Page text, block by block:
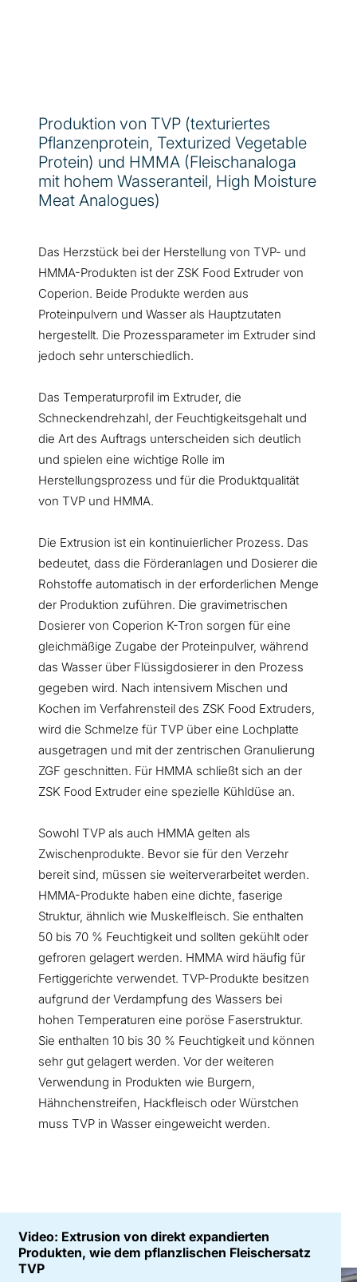
Produktion von TVP (texturiertes
Pflanzenprotein, Texturized Vegetable
Protein) und HMMA (Fleischanaloga
mit hohem Wasseranteil, High Moisture
Meat Analogues)
Das Herzstück bei der Herstellung von TVP- und
HMMA-Produkten ist der ZSK Food Extruder von
Coperion. Beide Produkte werden aus
Proteinpulvern und Wasser als Hauptzutaten
hergestellt. Die Prozessparameter im Extruder sind
jedoch sehr unterschiedlich.
Das Temperaturprofil im Extruder, die
Schneckendrehzahl, der Feuchtigkeitsgehalt und
die Art des Auftrags unterscheiden sich deutlich
und spielen eine wichtige Rolle im
Herstellungsprozess und für die Produktqualität
von TVP und HMMA.
Die Extrusion ist ein kontinuierlicher Prozess. Das
bedeutet, dass die Förderanlagen und Dosierer die
Rohstoffe automatisch in der erforderlichen Menge
der Produktion zuführen. Die gravimetrischen
Dosierer von Coperion K-Tron sorgen für eine
gleichmäßige Zugabe der Proteinpulver, während
das Wasser über Flüssigdosierer in den Prozess
gegeben wird. Nach intensivem Mischen und
Kochen im Verfahrensteil des ZSK Food Extruders,
wird die Schmelze für TVP über eine Lochplatte
ausgetragen und mit der zentrischen Granulierung
ZGF geschnitten. Für HMMA schließt sich an der
ZSK Food Extruder eine spezielle Kühldüse an.
Sowohl TVP als auch HMMA gelten als
Zwischenprodukte. Bevor sie für den Verzehr
bereit sind, müssen sie weiterverarbeitet werden.
HMMA-Produkte haben eine dichte, faserige
Struktur, ähnlich wie Muskelfleisch. Sie enthalten
50 bis 70 % Feuchtigkeit und sollten gekühlt oder
gefroren gelagert werden. HMMA wird häufig für
Fertiggerichte verwendet. TVP-Produkte besitzen
aufgrund der Verdampfung des Wassers bei
hohen Temperaturen eine poröse Faserstruktur.
Sie enthalten 10 bis 30 % Feuchtigkeit und können
sehr gut gelagert werden. Vor der weiteren
Verwendung in Produkten wie Burgern,
Hähnchenstreifen, Hackfleisch oder Würstchen
muss TVP in Wasser eingeweicht werden.
Video: Extrusion von direkt expandierten
Produkten, wie dem pflanzlischen Fleischersatz
TVP